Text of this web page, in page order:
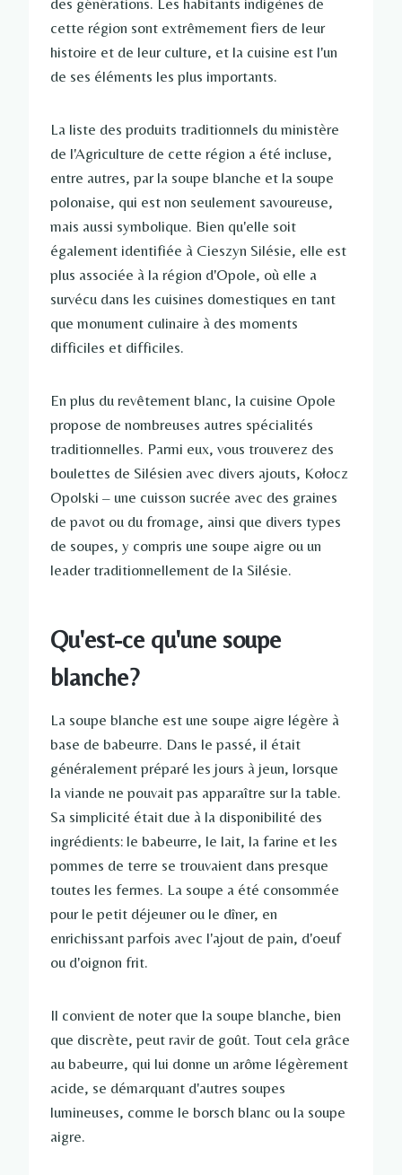
des générations. Les habitants indigènes de
cette région sont extrêmement fiers de leur
histoire et de leur culture, et la cuisine est l'un
de ses éléments les plus importants.
La liste des produits traditionnels du ministère
de l'Agriculture de cette région a été incluse,
entre autres, par la soupe blanche et la soupe
polonaise, qui est non seulement savoureuse,
mais aussi symbolique. Bien qu'elle soit
également identifiée à Cieszyn Silésie, elle est
plus associée à la région d'Opole, où elle a
survécu dans les cuisines domestiques en tant
que monument culinaire à des moments
difficiles et difficiles.
En plus du revêtement blanc, la cuisine Opole
propose de nombreuses autres spécialités
traditionnelles. Parmi eux, vous trouverez des
boulettes de Silésien avec divers ajouts, Kołocz
Opolski – une cuisson sucrée avec des graines
de pavot ou du fromage, ainsi que divers types
de soupes, y compris une soupe aigre ou un
leader traditionnellement de la Silésie.
Qu'est-ce qu'une soupe
blanche?
La soupe blanche est une soupe aigre légère à
base de babeurre. Dans le passé, il était
généralement préparé les jours à jeun, lorsque
la viande ne pouvait pas apparaître sur la table.
Sa simplicité était due à la disponibilité des
ingrédients: le babeurre, le lait, la farine et les
pommes de terre se trouvaient dans presque
toutes les fermes. La soupe a été consommée
pour le petit déjeuner ou le dîner, en
enrichissant parfois avec l'ajout de pain, d'oeuf
ou d'oignon frit.
Il convient de noter que la soupe blanche, bien
que discrète, peut ravir de goût. Tout cela grâce
au babeurre, qui lui donne un arôme légèrement
acide, se démarquant d'autres soupes
lumineuses, comme le borsch blanc ou la soupe
aigre.